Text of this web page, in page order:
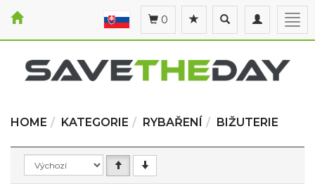
Toggle
navigation
Toggle
search
0
HOME KATEGORIE RYBAŘENÍ BIŽUTERIE